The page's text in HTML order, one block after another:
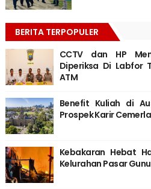
BERITA TERPOPULER
CCTV dan HP
Diperiksa Di Labfor
ATM
Benefit Kuliah di
Prospek Karir
Kebakaran Hebat
Kelurahan Pasar